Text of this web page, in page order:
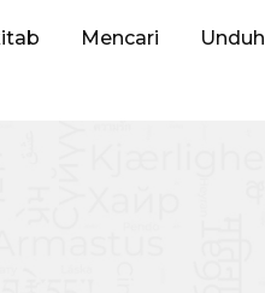
Mencari Unduh